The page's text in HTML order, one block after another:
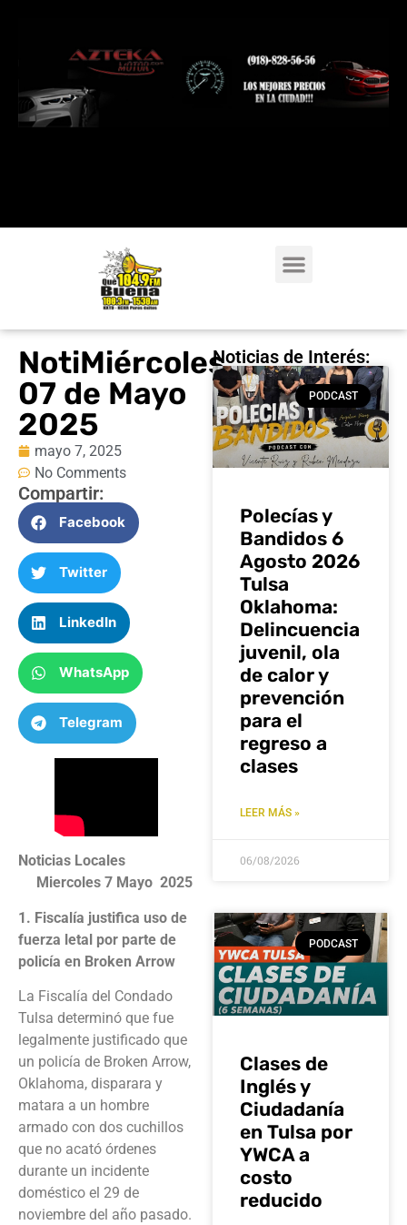
NotiMiércoles
07 de Mayo
2025
mayo 7, 2025
No Comments
Compartir:
Facebook
Twitter
LinkedIn
WhatsApp
Telegram
Noticias Locales
Miercoles 7 Mayo 2025
1. Fiscalía justifica uso de
fuerza letal por parte de
policía en Broken Arrow
La Fiscalía del Condado
Tulsa determinó que fue
legalmente justificado que
un policía de Broken Arrow,
Oklahoma, disparara y
matara a un hombre
armado con dos cuchillos
que no acató órdenes
durante un incidente
doméstico el 29 de
noviembre del año pasado.
Noticias de Interés:
PODCAST
Polecías y
Bandidos 6
Agosto 2026
Tulsa
Oklahoma:
Delincuencia
juvenil, ola
de calor y
prevención
para el
regreso a
clases
LEER MÁS »
06/08/2026
PODCAST
Clases de
Inglés y
Ciudadanía
en Tulsa por
YWCA a
costo
reducido